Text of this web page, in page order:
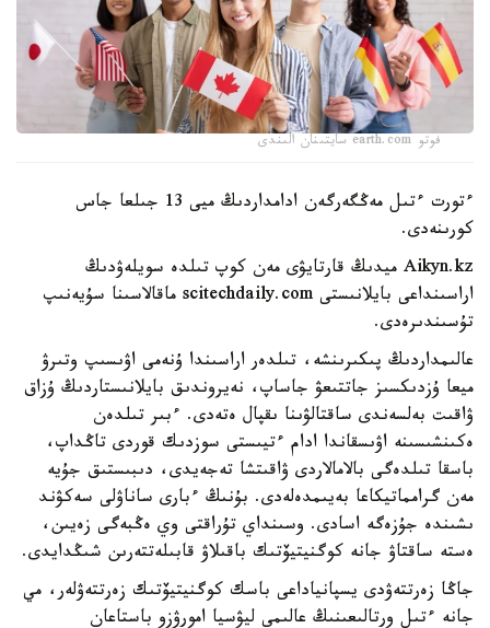
فوتو earth.com سايتىنان الىندى
ءتورت ءتىل مەڭگەرگەن ادامداردىڭ ميى 13 جىلعا جاس
كورىنەدى.
Aikyn.kz ميدىڭ قارتايۋى مەن كوپ تىلدە سويلەۋدىڭ
اراسىنداعى بايلانىستى scitechdaily.com ماقالاسىنا سۇيەنىپ
تۇسىندىرەدى.
عالىمداردىڭ پىكىرىنشە، تىلدەر اراسىندا ۇنەمى اۋىسىپ وتىرۋ
ميعا ۇزدىكسىز جاتتىعۋ جاساپ، نەيروندىق بايلانىستاردىڭ ۇزاق
ۋاقىت بەلسەندى ساقتالۋىنا ىقپال ەتەدى. ءبىر تىلدەن
ەكىنشىسىنە اۋىسقاندا ادام ءتيىستى سوزدىك قوردى تاڭداپ،
باسقا تىلدەگى بالامالاردى ۋاقىتشا تەجەيدى، دىبىستىق جۇيە
مەن گرامماتيكاعا بەيىمدەلەدى. بۇنىڭ ءبارى ساناۋلى سەكۋند
ىشىندە جۇزەگە اسادى. وسىنداي تۇراقتى وي ەڭبەگى زەيىن،
ەستە ساقتاۋ جانە كوگنيتيۆتىك باقىلاۋ قابىلەتتەرىن شىڭدايدى.
جاڭا زەرتتەۋدى يسپانياداعى باسك كوگنيتيۆتىك زەرتتەۋلەر، مي
جانە ءتىل ورتالىعىنىڭ عالىمى ليۋسيا امورۋزو باستاعان